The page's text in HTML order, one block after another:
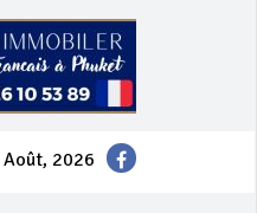
Août, 2026